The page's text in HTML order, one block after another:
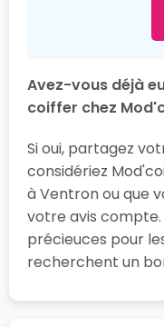
Avez-vous déjà
coiffer chez
Si oui, partagez
considériez
à Ventron ou que
votre avis
précieuces pour
recherchent un